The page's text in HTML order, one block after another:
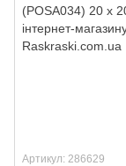
Артикул: 286629